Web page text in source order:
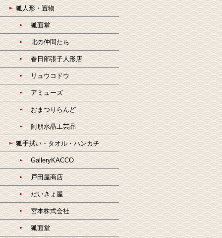
狐人形・置物
狐面堂
北の仲間たち
春日部張子人形店
リュウコドウ
アミューズ
おまつりらんど
阿朋水晶工芸品
狐手拭い・タオル・ハンカチ
GalleryKACCO
戸田屋商店
だいきょ屋
宮本株式会社
狐面堂